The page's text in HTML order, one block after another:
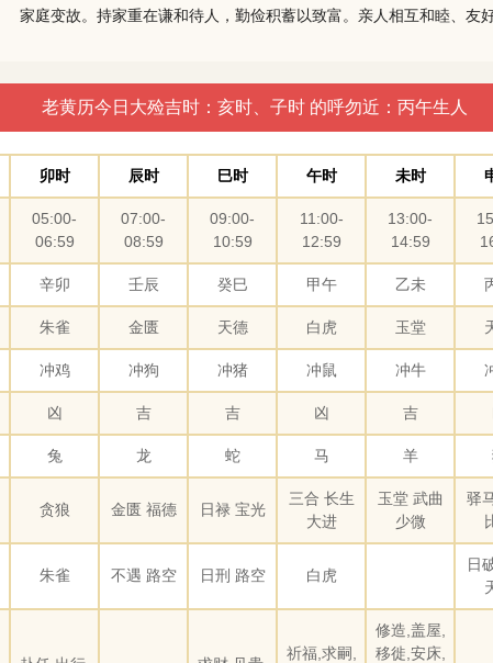
家庭变故。持家重在谦和待人，勤俭积蓄以致富。亲人相互和睦、友好
老黄历今日大殓吉时：亥时、子时 的呼勿近：丙午生人
卯时 辰时 巳时 午时 未时
05:00-
06:59
07:00-
08:59
09:00-
10:59
11:00-
12:59
13:00-
14:59
辛卯 壬辰 癸巳 甲午 乙未
朱雀 金匮 天德 白虎 玉堂
冲鸡 冲狗 冲猪 冲鼠 冲牛
凶 吉 吉 凶 吉
兔 龙 蛇 马 羊
贪狼 金匮 福德 日禄 宝光
三合 长生
大进
玉堂 武曲
少微
驿
朱雀 不遇 路空 日刑 路空 白虎
日
祈福,求嗣,
修造,盖屋,
移徙,安床,